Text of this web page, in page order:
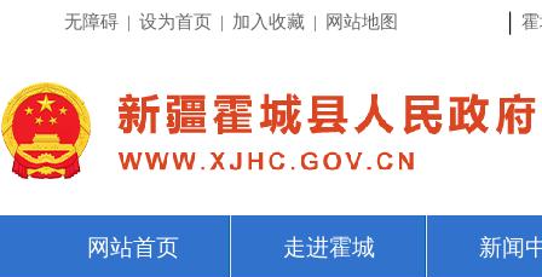
无障碍 | 设为首页 | 加入收藏 | 网站地图
网站首页 走进霍城 新闻